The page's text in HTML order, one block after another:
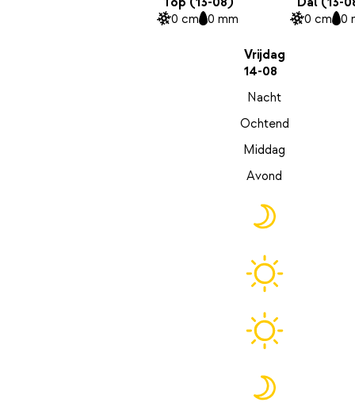
0 cm 0 mm
0 cm 0
Vrijdag
14-08
Nacht
Ochtend
Middag
Avond